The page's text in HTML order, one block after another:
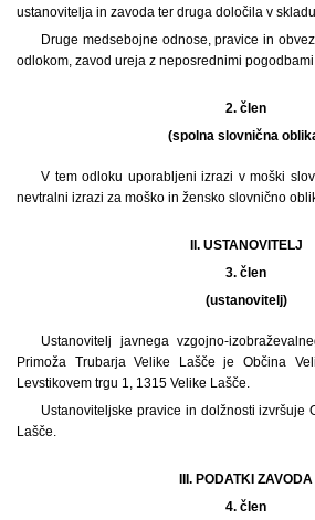
ustanovitelja in zavoda ter druga določila v
Druge medsebojne odnose, pravice in
odlokom, zavod ureja z neposrednimi
2. člen
(spolna slovnična
V tem odloku uporabljeni izrazi v moški
nevtralni izrazi za moško in žensko slovnično
II. USTANOVITELJ
3. člen
(ustanovitelj)
Ustanovitelj javnega vzgojno-
Primoža Trubarja Velike Lašče je Občina
Levstikovem trgu 1, 1315 Velike Lašče.
Ustanoviteljske pravice in dolžnosti izvršuje
Lašče.
III. PODATKI ZAVODA
4. člen